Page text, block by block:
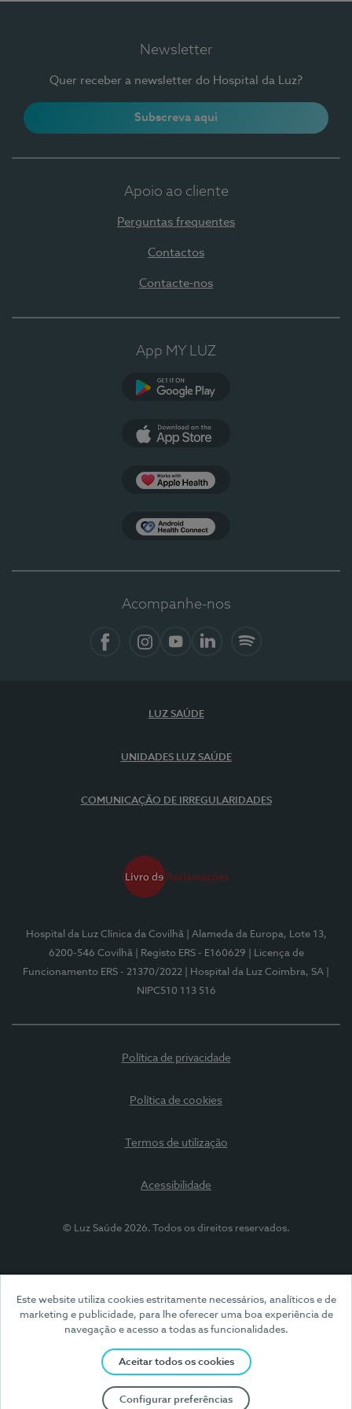
Este website utiliza cookies estritamente necessários, analíticos e de
marketing e publicidade, para lhe oferecer uma boa experiência de
navegação e acesso a todas as funcionalidades.
Aceitar todos os cookies
Configurar preferências
Newsletter
Quer receber a newsletter do Hospital da Luz?
Subscreva aqui
Apoio ao cliente
Perguntas frequentes
Contactos
Contacte-nos
App MY LUZ
Acompanhe-nos
LUZ SAÚDE
UNIDADES LUZ SAÚDE
COMUNICAÇÃO DE IRREGULARIDADES
Hospital da Luz Clínica da Covilhã
| Alameda da Europa, Lote 13,
6200-546 Covilhã
| Registo ERS - E160629
| Licença de
Funcionamento ERS - 21370/2022
| Hospital da Luz Coimbra, SA
NIPC510 113 516
Política de privacidade
Política de cookies
Termos de utilização
Acessibilidade
© Luz Saúde 2026. Todos os direitos reservados.